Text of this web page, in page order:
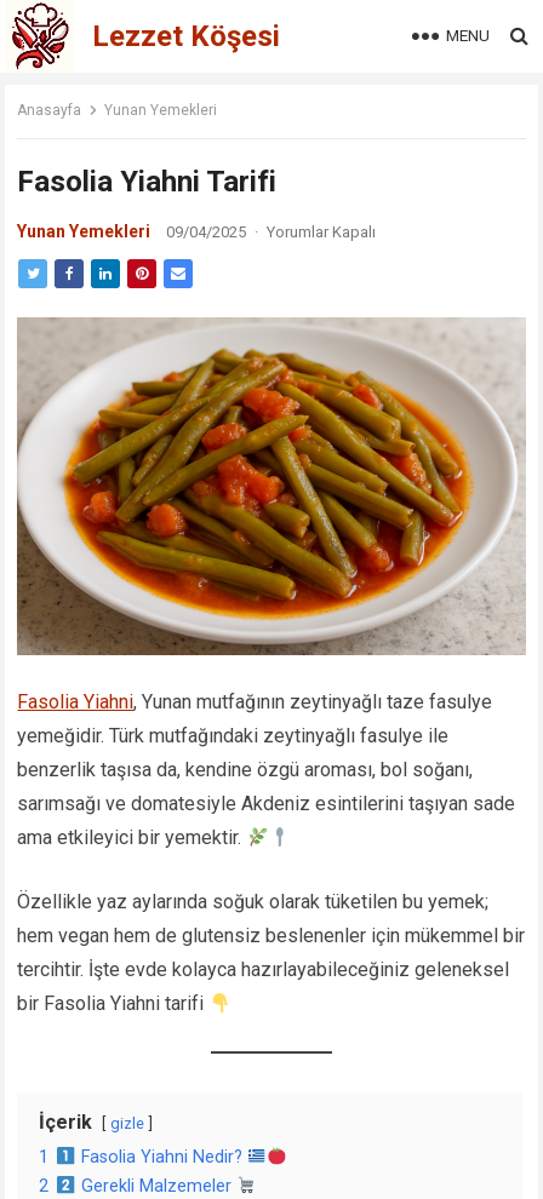
Lezzet Köşesi MENU
Anasayfa Yunan Yemekleri
Fasolia Yiahni Tarifi
Yunan Yemekleri 09/04/2025 · Yorumlar Kapalı
Fasolia Yiahni, Yunan mutfağının zeytinyağlı taze fasulye
yemeğidir. Türk mutfağındaki zeytinyağlı fasulye ile
benzerlik taşısa da, kendine özgü aroması, bol soğanı,
sarımsağı ve domatesiyle Akdeniz esintilerini taşıyan sade
ama etkileyici bir yemektir.
Özellikle yaz aylarında soğuk olarak tüketilen bu yemek;
hem vegan hem de glutensiz beslenenler için mükemmel bir
tercihtir. İşte evde kolayca hazırlayabileceğiniz geleneksel
bir Fasolia Yiahni tarifi
İçerik gizle
1
Fasolia Yiahni Nedir?
2
Gerekli Malzemeler